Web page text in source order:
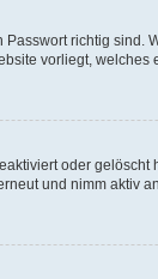
richtig
vorliegt, welches
oder
und nimm aktiv